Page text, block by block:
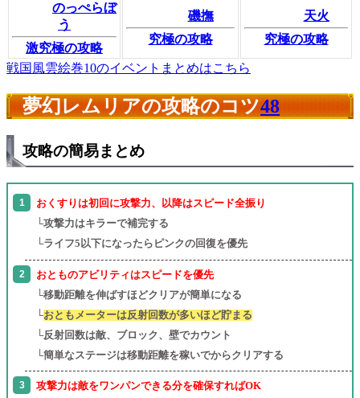
のっぺらぼ
う
激究極の攻略
磯撫
究極の攻略
天火
究極の攻略
戦国風雲絵巻10のイベントまとめはこちら
夢幻レムリアの攻略のコツ48
攻略の簡易まとめ
おくすりは初回に攻撃力、以降はスピード全振り
└攻撃力はキラーで補完する
└ライフ5以下になったらピンクの回復を優先
おとものアビリティはスピードを優先
└移動距離を伸ばすほどクリアが簡単になる
└おともメーターは反射回数が多いほど貯まる
└反射回数は敵、ブロック、壁でカウント
└簡単なステージは移動距離を稼いでからクリアする
攻撃力は敵をワンパンできる分を確保すればOK